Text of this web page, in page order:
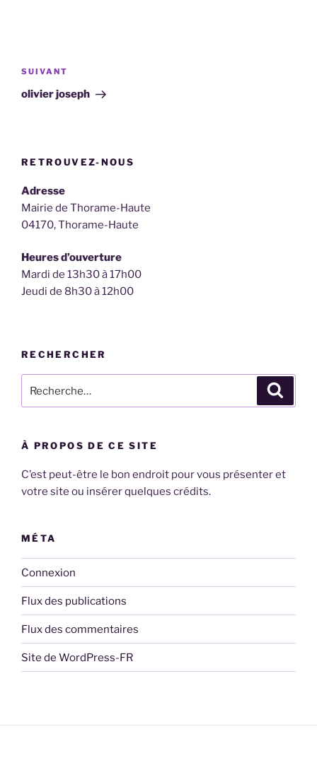
de
l’article
Article
suivant
SUIVANT
olivier joseph
RETROUVEZ-NOUS
Adresse
Mairie de Thorame-Haute
04170, Thorame-Haute
Heures d’ouverture
Mardi de 13h30 à 17h00
Jeudi de 8h30 à 12h00
RECHERCHER
pour
À PROPOS DE CE SITE
C’est peut-être le bon endroit pour vous présenter et
votre site ou insérer quelques crédits.
MÉTA
Connexion
Flux des publications
Flux des commentaires
Site de WordPress-FR